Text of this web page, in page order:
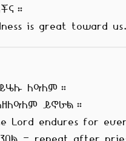
is great toward
ለዓለም።
ይኖራል።
Lord endures for